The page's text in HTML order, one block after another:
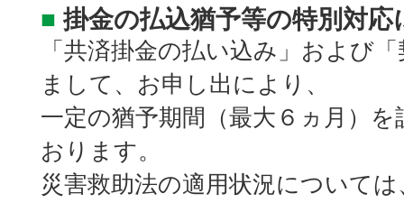
■ 掛金の払込猶予等の特別対応
「共済掛金の払い込み」および
まして、お申し出により、
一定の猶予期間（最大６ヵ月）
おります。
災害救助法の適用状況については